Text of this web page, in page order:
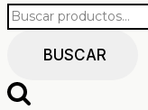
BUSCAR